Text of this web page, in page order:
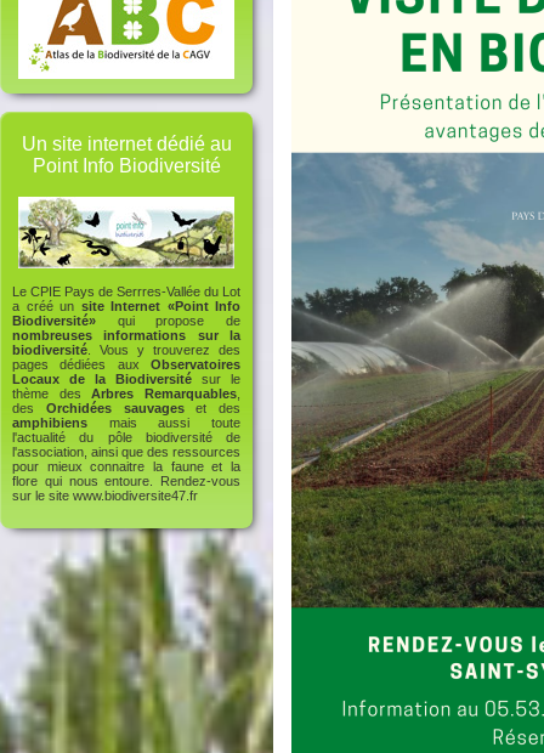
Un site internet dédié au
Point Info Biodiversité
Le CPIE Pays de Serrres-Vallée du Lot
a créé un site Internet «Point Info
Biodiversité» qui propose de
nombreuses informations sur la
biodiversité . Vous y trouverez des
pages dédiées aux Observatoires
Locaux de la Biodiversité sur le
thème desArbres Remarquables
des Orchidées sauvageset des
amphibiens mais aussi toute
l'actualité du pôle biodiversité de
l'association, ainsi que des ressources
pour mieux connaitre la faune et la
flore qui nous entoure. Rendez-vous
sur le site www.biodiversite47.fr